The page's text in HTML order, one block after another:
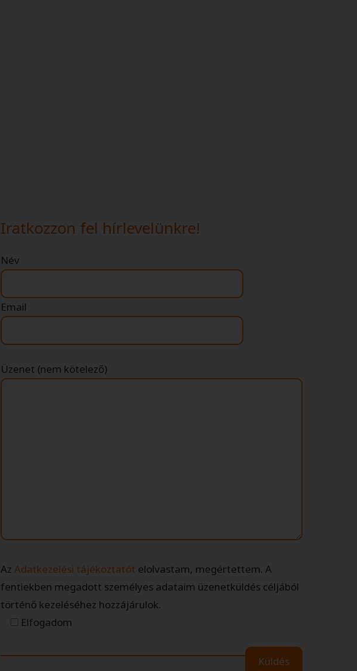
Iratkozzon fel hírlevelünkre!
Név
Email
Üzenet (nem kötelező)
Az Adatkezelési tájékoztatót elolvastam, megértettem. A
fentiekben megadott személyes adataim üzenetküldés céljából
történő kezeléséhez hozzájárulok.
Elfogadom